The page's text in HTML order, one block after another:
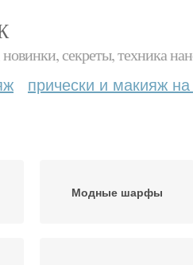
секреты, техника
прически и макияж
Модные шарфы